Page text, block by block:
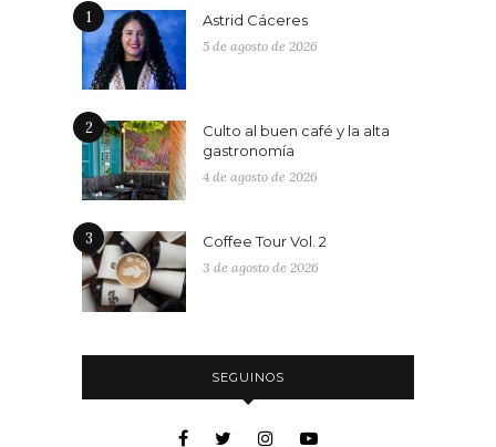
1 Astrid Cáceres
5 de agosto de 2026
2
Culto al buen café y la alta
gastronomía
4 de agosto de 2026
3 Coffee Tour Vol. 2
3 de agosto de 2026
SEGUINOS